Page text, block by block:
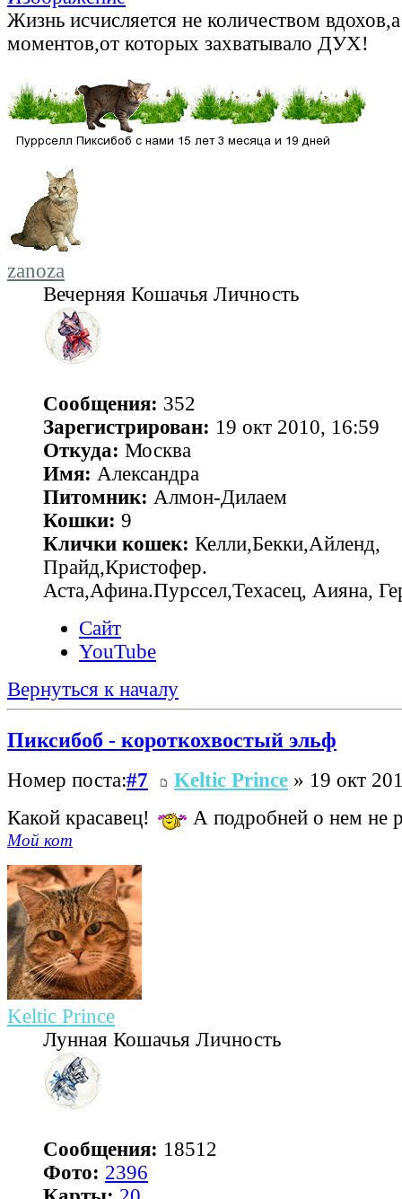
Жизнь исчисляется не количеством
моментов,от которых захватывало ДУХ!
zanoza
Вечерняя Кошачья Личность
Сообщения: 352
Зарегистрирован: 19 окт 2010, 16:59
Откуда: Москва
Имя: Александра
Питомник: Алмон-Дилаем
Кошки: 9
Клички кошек: Келли,Бекки,Айленд,
Прайд,Кристофер.
Аста,Афина.Пурссел,Техасец, Аияна,
Сайт
YouTube
Вернуться к началу
Пиксибоб - короткохвостый эльф
Номер поста:#7 Keltic Prince » 19 окт
Какой красавец!
А подробней о нем не
Мой кот
Keltic Prince
Лунная Кошачья Личность
Сообщения: 18512
Фото: 2396